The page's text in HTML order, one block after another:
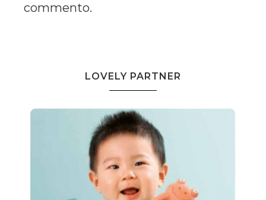
commento.
LOVELY PARTNER